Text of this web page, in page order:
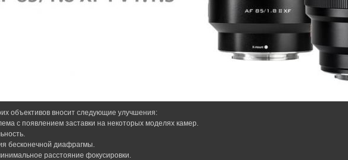
объективов вносит следующие улучшения:
с появлением заставки на некоторых моделях камер.
бесконечной диафрагмы.
расстояние фокусировки.